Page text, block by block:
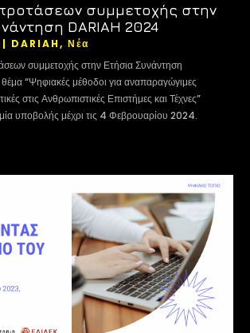
συμμετοχής στην
DARIAH 2024
| DARIAH,Νέα
συμμετοχής στην Ετήσια Συνάντηση
“Ψηφιακές μέθοδοι για αναπαραγώγιμες
στις Ανθρωπιστικές Επιστήμες και Τέχνες”
υποβολής μέχρι τις 4 Φεβρουαρίου 2024.